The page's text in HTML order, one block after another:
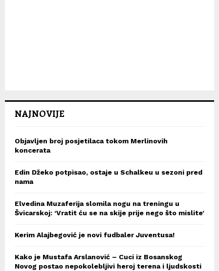
NAJNOVIJE
Objavljen broj posjetilaca tokom Merlinovih
koncerata
Edin Džeko potpisao, ostaje u Schalkeu u sezoni pred
nama
Elvedina Muzaferija slomila nogu na treningu u
Švicarskoj: ‘Vratit ću se na skije prije nego što mislite’
Kerim Alajbegović je novi fudbaler Juventusa!
Kako je Mustafa Arslanović – Cuci iz Bosanskog
Novog postao nepokolebljivi heroj terena i ljudskosti